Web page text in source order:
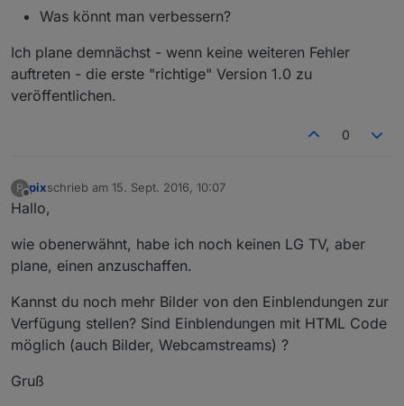
Was könnt man verbessern?
Ich plane demnächst - wenn keine weiteren Fehler
auftreten - die erste "richtige" Version 1.0 zu
veröffentlichen.
0
P
Offline
pixschrieb am 15. Sept. 2016, 10:07
zuletzt editiert von
Hallo,
wie obenerwähnt, habe ich noch keinen LG TV, aber
plane, einen anzuschaffen.
Kannst du noch mehr Bilder von den Einblendungen zur
Verfügung stellen? Sind Einblendungen mit HTML Code
möglich (auch Bilder, Webcamstreams) ?
Gruß